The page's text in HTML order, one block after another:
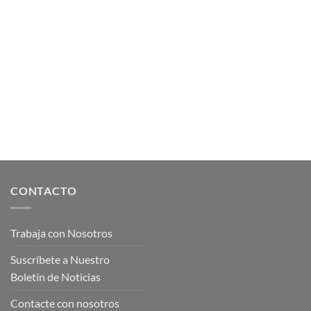
CONTACTO
Trabaja con Nosotros
Suscríbete a Nuestro
Boletín de Noticias
Contacte con nosotros